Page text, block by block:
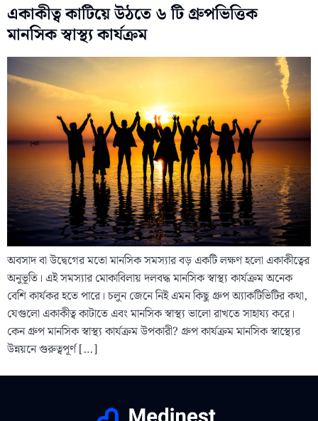
একাকীত্ব কাটিয়ে উঠতে ৬ টি গ্রুপভিত্তিক
মানসিক স্বাস্থ্য কার্যক্রম
অবসাদ বা উদ্বেগের মতো মানসিক সমস্যার বড় একটি লক্ষণ হলো একাকীত্বের
অনুভূতি। এই সমস্যার মোকাবিলায় দলবদ্ধ মানসিক স্বাস্থ্য কার্যক্রম অনেক
বেশি কার্যকর হতে পারে। চলুন জেনে নিই এমন কিছু গ্রুপ অ্যাকটিভিটির কথা,
যেগুলো একাকীত্ব কাটাতে এবং মানসিক স্বাস্থ্য ভালো রাখতে সাহায্য করে।
কেন গ্রুপ মানসিক স্বাস্থ্য কার্যক্রম উপকারী? গ্রুপ কার্যক্রম মানসিক স্বাস্থ্যের
উন্নয়নে গুরুত্বপূর্ণ […]